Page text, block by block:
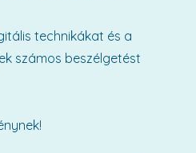
technikákat és a
számos beszélgetést